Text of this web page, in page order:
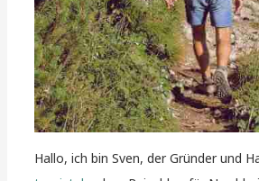
Hallo, ich bin Sven, der Gründer und